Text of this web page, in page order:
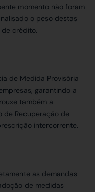
momento não foram
o peso destas
crédito.
de Medida Provisória
garantindo a
também a
de Recuperação de
intercorrente.
as demandas
de medidas